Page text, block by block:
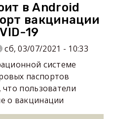
в Android
вакцинации
19
сб, 03/07/2021 - 10:33
системе
паспортов
пользователи
о вакцинации